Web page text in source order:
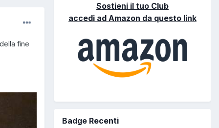
fine
Sostieni il tuo Club
accedi ad Amazon da questo link
Badge Recenti